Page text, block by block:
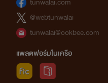
@webtunwalai
tunwalai@ookbee.com
แพลตฟอร์มในเครือ